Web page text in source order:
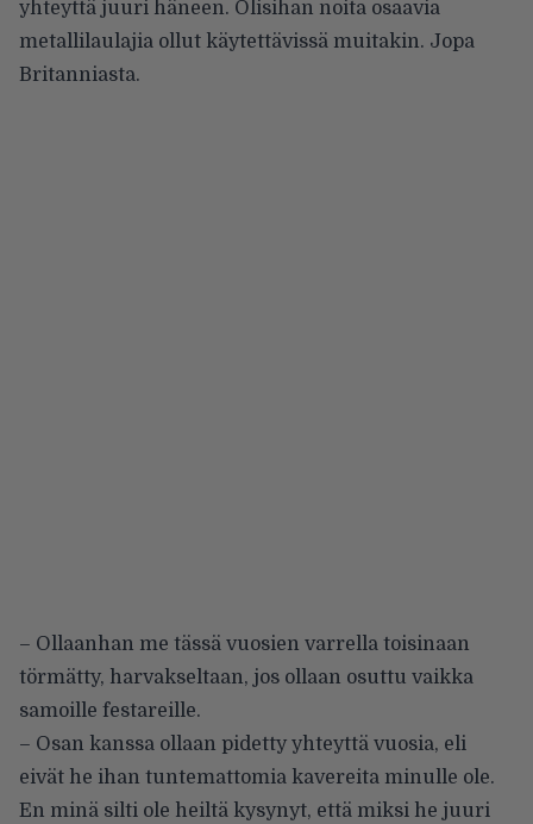
yhteyttä juuri häneen. Olisihan noita osaavia
metallilaulajia ollut käytettävissä muitakin. Jopa
Britanniasta.
– Ollaanhan me tässä vuosien varrella toisinaan
törmätty, harvakseltaan, jos ollaan osuttu vaikka
samoille festareille.
– Osan kanssa ollaan pidetty yhteyttä vuosia, eli
eivät he ihan tuntemattomia kavereita minulle ole.
En minä silti ole heiltä kysynyt, että miksi he juuri